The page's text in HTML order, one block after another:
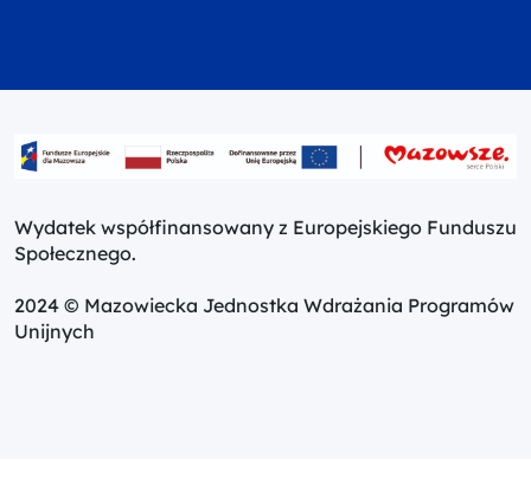
Wydatek współfinansowany z Europejskiego Funduszu
Społecznego.
2024 © Mazowiecka Jednostka Wdrażania Programów
Unijnych